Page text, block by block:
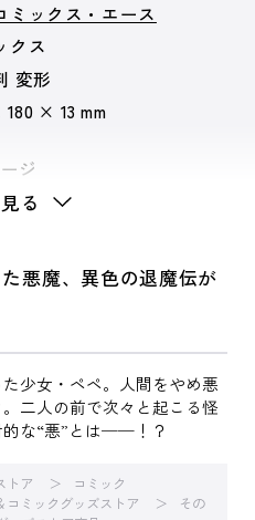
ミックス・エース
クス
変形
× 13 mm
ジ
る
悪魔、異色の退魔伝が
少女・ペペ。人間をやめ悪
二人の前で次々と起こる怪
的な“悪”とは──！？
トア
コミック
コミックグッズストア
その